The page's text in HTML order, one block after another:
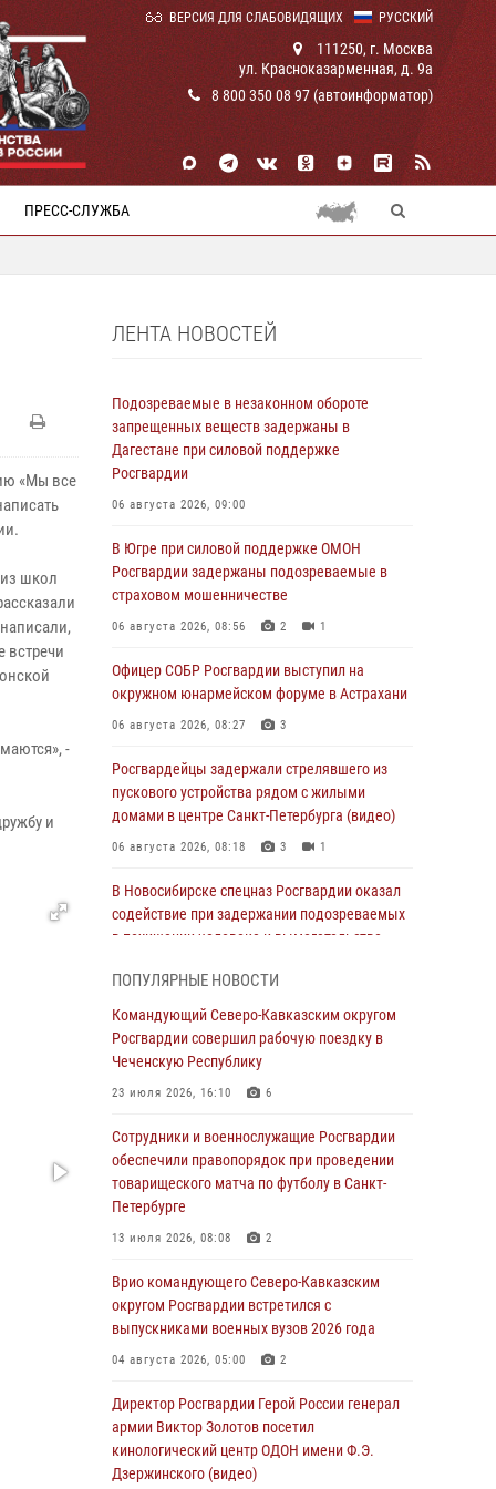
РУССКИЙ
ВЕРСИЯ ДЛЯ СЛАБОВИДЯЩИХ
111250, г. Москва
ул. Красноказарменная, д. 9а
8 800 350 08 97 (автоинформатор)
ПРЕСС-СЛУЖБА
«Мы все
школ
встречи
-
и
ЛЕНТА НОВОСТЕЙ
Подозреваемые в незаконном обороте
запрещенных веществ задержаны в
Дагестане при силовой поддержке
Росгвардии
06 августа 2026, 09:00
В Югре при силовой поддержке ОМОН
Росгвардии задержаны подозреваемые в
страховом мошенничестве
06 августа 2026, 08:56 2 1
Офицер СОБР Росгвардии выступил на
окружном юнармейском форуме в Астрахани
06 августа 2026, 08:27 3
Росгвардейцы задержали стрелявшего из
пускового устройства рядом с жилыми
домами в центре Санкт-Петербурга (видео)
06 августа 2026, 08:18 3 1
В Новосибирске спецназ Росгвардии оказал
содействие при задержании подозреваемых
в похищении человека и вымогательстве
Сотрудники и военнослужащие Росгвардии
обеспечили правопорядок при проведении
матча Кубка России по футболу в Санкт-
06 августа 2026, 07:03 3
В Грозном военнослужащие Росгвардии
присоединились к всероссийской донорской
акции «От сердца к сердцу»
В Бурятии и Приамурье росгвардейцы
задержали подозреваемых в незаконном
На Сахалине при участии СОБР Росгвардии
пресекли нелегальную добычу биоресурсов
06 августа 2026, 05:12
ПОПУЛЯРНЫЕ НОВОСТИ
Командующий Северо-Кавказским округом
Росгвардии совершил рабочую поездку в
Чеченскую Республику
23 июля 2026, 16:10 6
Сотрудники и военнослужащие Росгвардии
обеспечили правопорядок при проведении
товарищеского матча по футболу в Санкт-
Петербурге
13 июля 2026, 08:08 2
Врио командующего Северо-Кавказским
округом Росгвардии встретился с
выпускниками военных вузов 2026 года
04 августа 2026, 05:00 2
Директор Росгвардии Герой России генерал
армии Виктор Золотов посетил
кинологический центр ОДОН имени Ф.Э.
Дзержинского (видео)